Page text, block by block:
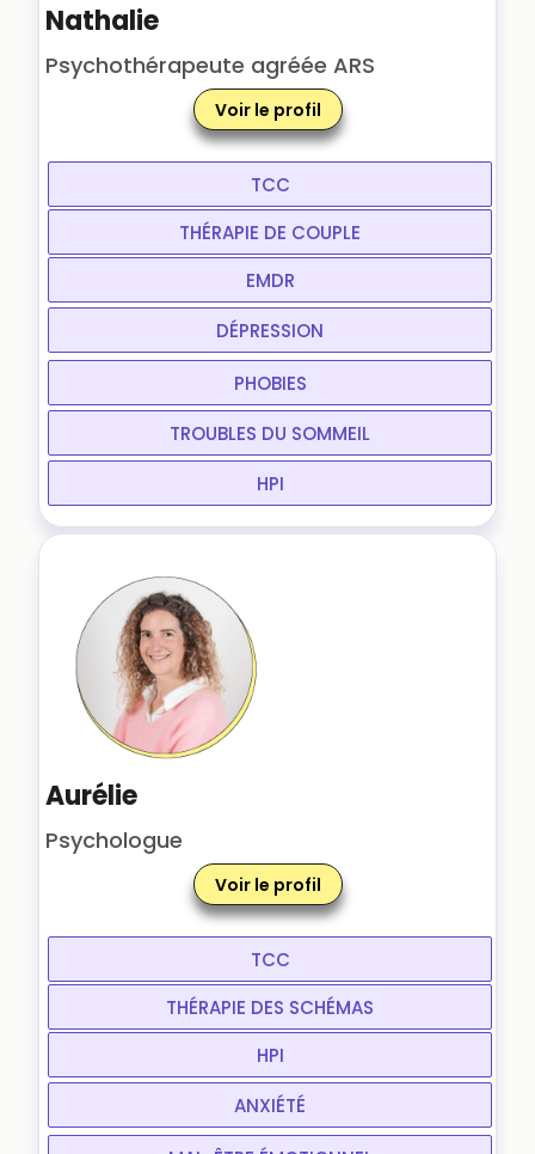
Nathalie
Psychothérapeute agréée ARS
Voir le profil
TCC
THÉRAPIE DE COUPLE
EMDR
DÉPRESSION
PHOBIES
TROUBLES DU SOMMEIL
HPI
Aurélie
Psychologue
Voir le profil
TCC
THÉRAPIE DES SCHÉMAS
HPI
ANXIÉTÉ